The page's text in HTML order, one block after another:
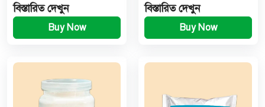
বিস্তারিত দেখুন
Buy Now
বিস্তারিত দেখুন
Buy Now